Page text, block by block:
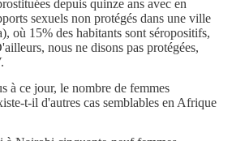
depuis quinze ans avec en
sexuels non protégés dans une ville
où 15% des habitants sont séropositifs,
nous ne disons pas protégées,
à ce jour, le nombre de femmes
t-il d'autres cas semblables en Afrique